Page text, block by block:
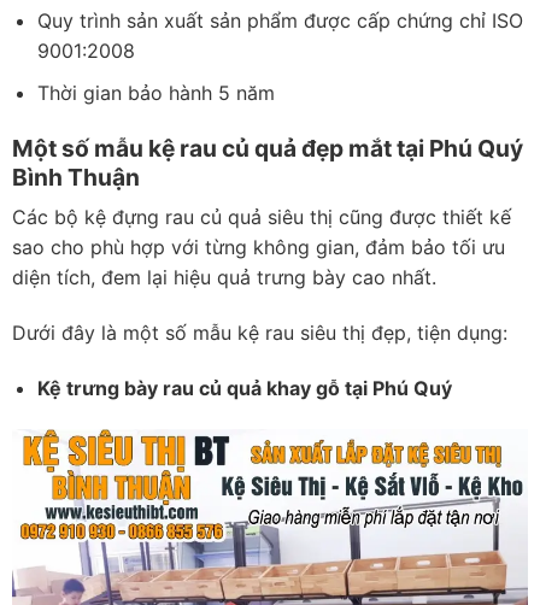
Quy trình sản xuất sản phẩm được cấp chứng chỉ ISO
9001:2008
Thời gian bảo hành 5 năm
Một số mẫu kệ rau củ quả đẹp mắt tại Phú Quý
Bình Thuận
Các bộ kệ đựng rau củ quả siêu thị cũng được thiết kế
sao cho phù hợp với từng không gian, đảm bảo tối ưu
diện tích, đem lại hiệu quả trưng bày cao nhất.
Dưới đây là một số mẫu kệ rau siêu thị đẹp, tiện dụng:
Kệ trưng bày rau củ quả khay gỗ tại Phú Quý